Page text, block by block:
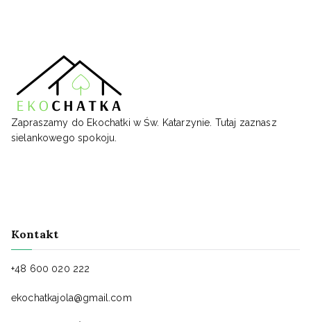
Zapraszamy do Ekochatki w Św. Katarzynie. Tutaj zaznasz
sielankowego spokoju.
Kontakt
+48 600 020 222
ekochatkajola@gmail.com